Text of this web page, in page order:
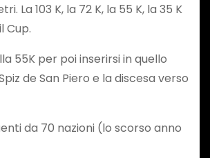
103 K, la 72 K, la 55 K, la 35 K
Cup.
55K per poi inserirsi in quello
de San Piero e la discesa verso
da 70 nazioni (lo scorso anno